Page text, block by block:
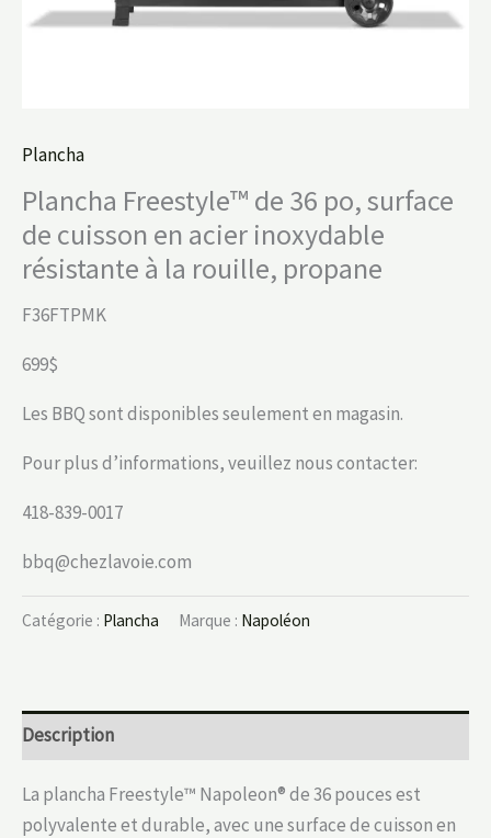
Plancha
Plancha Freestyle™ de 36 po, surface
de cuisson en acier inoxydable
résistante à la rouille, propane
F36FTPMK
699$
Les BBQ sont disponibles seulement en magasin.
Pour plus d’informations, veuillez nous contacter:
418-839-0017
bbq@chezlavoie.com
Catégorie : Plancha Marque : Napoléon
Description
La plancha Freestyle™ Napoleon® de 36 pouces est
polyvalente et durable, avec une surface de cuisson en